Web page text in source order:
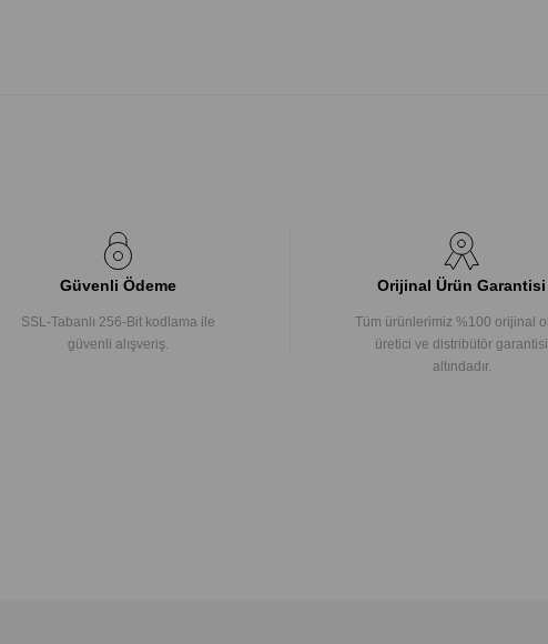
Güvenli Ödeme
SSL-Tabanlı 256-Bit kodlama ile
güvenli alışveriş.
Orijinal Ürün Garantisi
Tüm ürünlerimiz %100 orijinal
üretici ve distribütör garantisi
altındadır.